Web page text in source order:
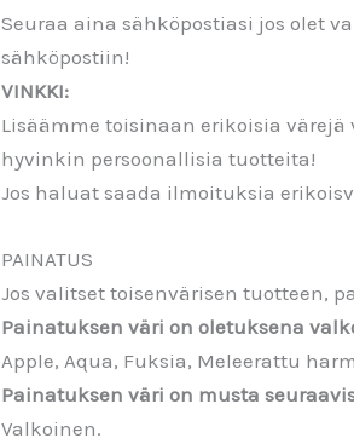
Seuraa aina sähköpostiasi jos olet
sähköpostiin!
VINKKI:
Lisäämme toisinaan erikoisia
hyvinkin persoonallisia tuotteita!
Jos haluat saada ilmoituksia
PAINATUS
Jos valitset toisenvärisen tuotteen,
Painatuksen väri on oletuksena
Apple, Aqua, Fuksia, Meleerattu
Painatuksen väri on musta
Valkoinen.